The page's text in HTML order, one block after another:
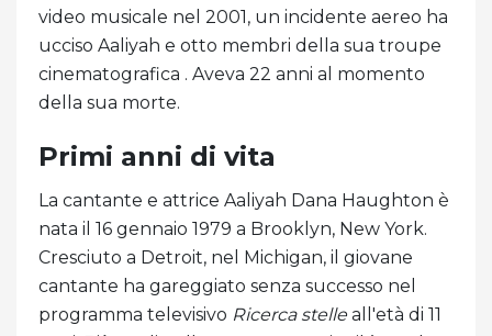
video musicale nel 2001, un incidente aereo ha
ucciso Aaliyah e otto membri della sua troupe
cinematografica . Aveva 22 anni al momento
della sua morte.
Primi anni di vita
La cantante e attrice Aaliyah Dana Haughton è
nata il 16 gennaio 1979 a Brooklyn, New York.
Cresciuto a Detroit, nel Michigan, il giovane
cantante ha gareggiato senza successo nel
programma televisivo Ricerca stelleall'età di 11